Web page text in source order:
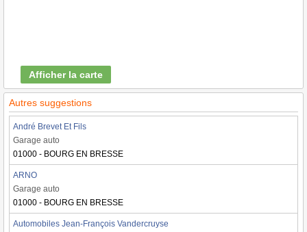
Afficher la carte
Autres suggestions
André Brevet Et Fils
Garage auto
01000 - BOURG EN BRESSE
ARNO
Garage auto
01000 - BOURG EN BRESSE
Automobiles Jean-François Vandercruyse